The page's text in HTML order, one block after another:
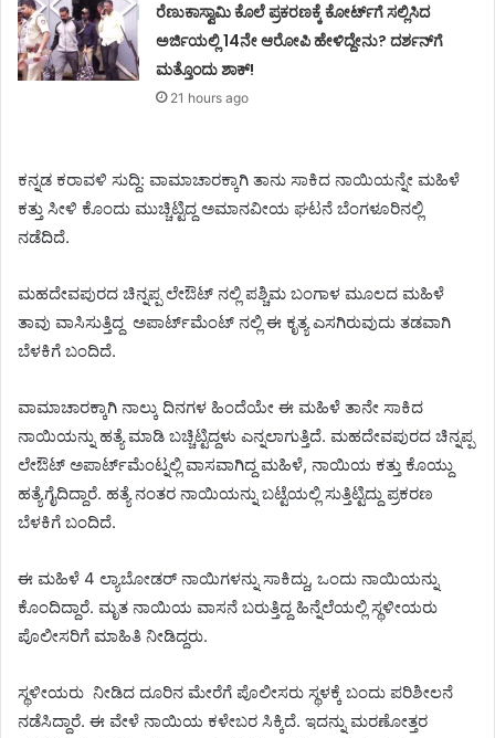
ರೆಣುಕಾಸ್ವಾಮಿ ಕೊಲೆ ಪ್ರಕರಣಕ್ಕೆ ಕೋರ್ಟ್‌ಗೆ ಸಲ್ಲಿಸಿದ
ಅರ್ಜಿಯಲ್ಲಿ 14ನೇ ಆರೋಪಿ ಹೇಳಿದ್ದೇನು? ದರ್ಶನ್‌ಗೆ
ಮತ್ತೊಂದು ಶಾಕ್!
21 hours ago
ಕನ್ನಡ ಕರಾವಳಿ ಸುದ್ದಿ: ವಾಮಾಚಾರಕ್ಕಾಗಿ ತಾನು ಸಾಕಿದ ನಾಯಿಯನ್ನೇ ಮಹಿಳೆ
ಕತ್ತು ಸೀಳಿ ಕೊಂದು ಮುಚ್ಚಿಟ್ಟಿದ್ದ ಅಮಾನವೀಯ ಘಟನೆ ಬೆಂಗಳೂರಿನಲ್ಲಿ
ನಡೆದಿದೆ.
ಮಹದೇವಪುರದ ಚಿನ್ನಪ್ಪ ಲೇಔಟ್ ನಲ್ಲಿ ಪಶ್ಚಿಮ ಬಂಗಾಳ ಮೂಲದ ಮಹಿಳೆ
ತಾವು ವಾಸಿಸುತ್ತಿದ್ದ ಅಪಾರ್ಟ್‌ಮೆಂಟ್ ನಲ್ಲಿ ಈ ಕೃತ್ಯ ಎಸಗಿರುವುದು ತಡವಾಗಿ
ಬೆಳಕಿಗೆ ಬಂದಿದೆ.
ವಾಮಾಚಾರಕ್ಕಾಗಿ ನಾಲ್ಕು ದಿನಗಳ ಹಿಂದೆಯೇ ಈ ಮಹಿಳೆ ತಾನೇ ಸಾಕಿದ
ನಾಯಿಯನ್ನು ಹತ್ಯೆ ಮಾಡಿ ಬಚ್ಚಿಟ್ಟಿದ್ದಳು ಎನ್ನಲಾಗುತ್ತಿದೆ. ಮಹದೇವಪುರದ ಚಿನ್ನಪ್ಪ
ಲೇಔಟ್ ಅಪಾರ್ಟ್‌ಮೆಂಟ್ನಲ್ಲಿ ವಾಸವಾಗಿದ್ದ ಮಹಿಳೆ, ನಾಯಿಯ ಕತ್ತು ಕೊಯ್ದು
ಹತ್ಯೆಗೈದಿದ್ದಾರೆ. ಹತ್ಯೆ ನಂತರ ನಾಯಿಯನ್ನು ಬಟ್ಟೆಯಲ್ಲಿ ಸುತ್ತಿಟ್ಟಿದ್ದು ಪ್ರಕರಣ
ಬೆಳಕಿಗೆ ಬಂದಿದೆ.
ಈ ಮಹಿಳೆ 4 ಲ್ಯಾಬೋಡರ್‌ ನಾಯಿಗಳನ್ನು ಸಾಕಿದ್ದು, ಒಂದು ನಾಯಿಯನ್ನು
ಕೊಂದಿದ್ದಾರೆ. ಮೃತ ನಾಯಿಯ ವಾಸನೆ ಬರುತ್ತಿದ್ದ ಹಿನ್ನೆಲೆಯಲ್ಲಿ ಸ್ಥಳೀಯರು
ಪೊಲೀಸರಿಗೆ ಮಾಹಿತಿ ನೀಡಿದ್ದರು.
ಸ್ಥಳೀಯರು ನೀಡಿದ ದೂರಿನ ಮೇರೆಗೆ ಪೊಲೀಸರು ಸ್ಥಳಕ್ಕೆ ಬಂದು ಪರಿಶೀಲನೆ
ನಡೆಸಿದ್ದಾರೆ. ಈ ವೇಳೆ ನಾಯಿಯ ಕಳೇಬರ ಸಿಕ್ಕಿದೆ. ಇದನ್ನು ಮರಣೋತ್ತರ